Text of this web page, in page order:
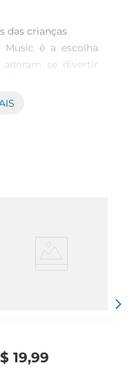
das crianças
Music é a escolha
adoram se divertir
crianças, este
a rotina
19,99